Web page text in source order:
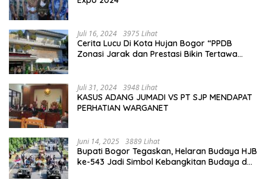
Juli 16, 2024 3975 Lihat
Cerita Lucu Di Kota Hujan Bogor “PPDB
Zonasi Jarak dan Prestasi Bikin Tertawa
Juli 31, 2024 3948 Lihat
KASUS ADANG JUMADI VS PT SJP MENDAPAT
PERHATIAN WARGANET
Juni 14, 2025 3889 Lihat
Bupati Bogor Tegaskan, Helaran Budaya HJB
ke-543 Jadi Simbol Kebangkitan Budaya dan